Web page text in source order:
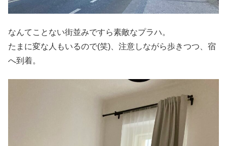
なんてことない街並みですら素敵なプラハ。
たまに変な人もいるので(笑)、注意しながら歩きつつ、宿
へ到着。